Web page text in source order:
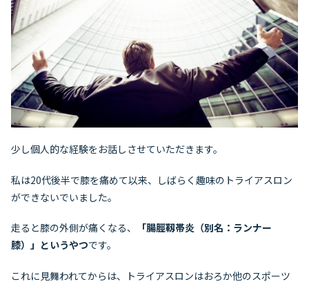
少し個人的な経験をお話しさせていただきます。
私は20代後半で膝を痛めて以来、しばらく趣味のトライアスロン
ができないでいました。
走ると膝の外側が痛くなる、
「腸脛靱帯炎（別名：ランナー
膝）」というやつです。
これに見舞われてからは、トライアスロンはおろか他のスポーツ